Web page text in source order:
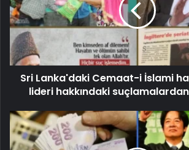
Sri Lanka'daki Cemaat-i İslami
lideri hakkındaki